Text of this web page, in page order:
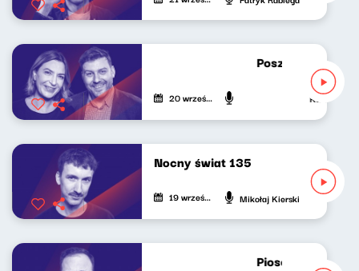
Poszukiwacze
20 września 2023 Katarzyna
Nocny świat 135
19 września 2023 Mikołaj Kierski
Piosenki na